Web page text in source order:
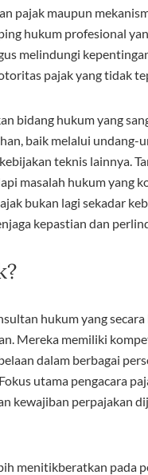
pajak maupun
hukum profesional
melindungi
pajak yang tidak
bidang hukum yang
baik melalui undang-
teknis lainnya.
masalah hukum yang
bukan lagi sekadar
kepastian dan
hukum yang
Mereka memiliki
dalam berbagai
utama pengacara
kewajiban perpajakan
menitikberatkan pada